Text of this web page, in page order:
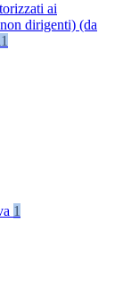
ai
dirigenti) (da
1